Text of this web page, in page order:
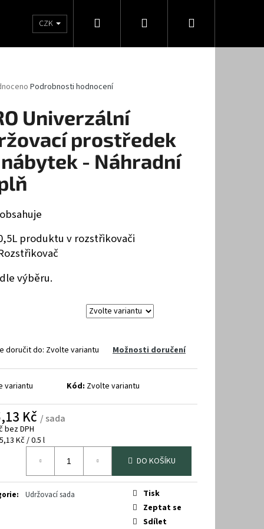
Tužidla Ředidla Pro kutily
CZK Hledat PřihlášeníNákupní
Podrobnosti hodnocení
Univerzální
prostředek
- Náhradní
produktu v rozstřikovači
výběru.
doručit do: Zvolte variantu Možnosti doručení
variantu Kód: Zvolte variantu
Kč / sada
bez DPH
Kč / 0.5 l
DO KOŠÍKU
: Udržovací sada
Tisk
Zeptat se
Sdílet
PROSTŘEDEK